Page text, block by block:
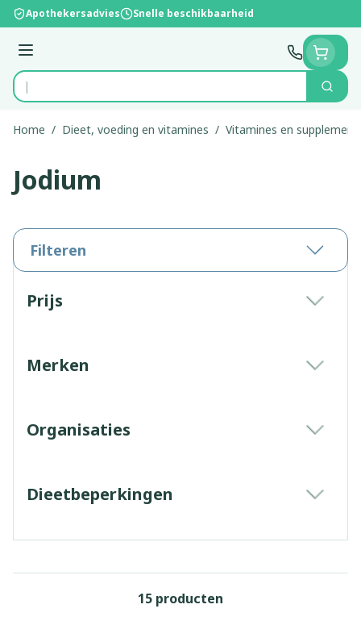
Ga naar de inhoud
Apothekersadvies Snelle beschikbaarheid
Menu
Product, merk, categorie...
Zoek
Home / Dieet, voeding en vitamines / Vitamines en
Jodium
Filteren
Prijs
Merken
Organisaties
Dieetbeperkingen
15 producten